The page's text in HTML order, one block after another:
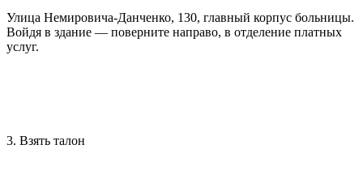
Улица Немировича-Данченко, 130, главный корпус больницы.
Войдя в здание — поверните направо, в отделение платных
услуг.
3. Взять талон